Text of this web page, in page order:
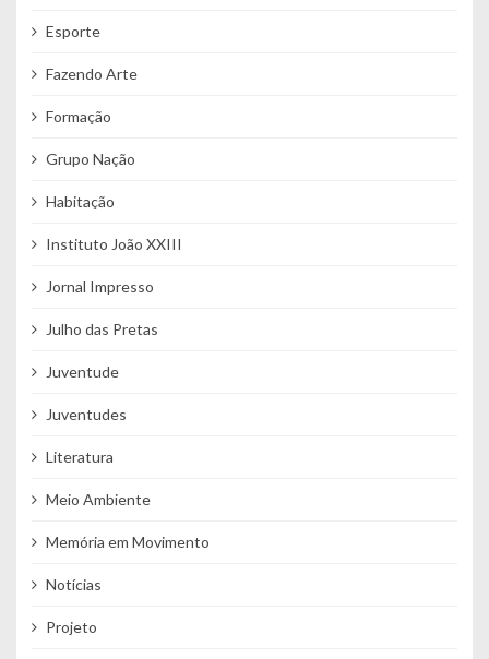
Esporte
Fazendo Arte
Formação
Grupo Nação
Habitação
Instituto João XXIII
Jornal Impresso
Julho das Pretas
Juventude
Juventudes
Literatura
Meio Ambiente
Memória em Movimento
Notícias
Projeto